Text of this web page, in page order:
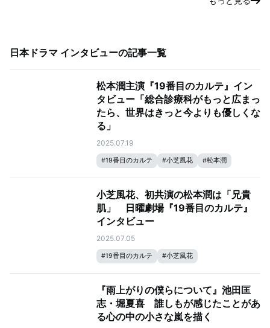
日本ドラマ インタビューの記事一覧
松本潤主演『19番目のカルテ』イン
タビュー「総合診療科がもっと広まっ
たら、世界はきっと今よりも優しくな
る」
2025.07.19
#19番目のカルテ #小芝風花 #松本潤
小芝風花、初共演の松本潤は「兄貴
肌」 日曜劇場『19番目のカルテ』
インタビュー
2025.07.05
#19番目のカルテ #小芝風花
『雨上がりの僕らについて』池田匡
志・堀夏喜 誰しもが感じたことがあ
る心の中の小さな嵐を描く